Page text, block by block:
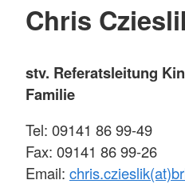
Chris
stv. Referatsleitung
Familie
Tel: 09141 86 99-49
Fax: 09141 86 99-26
Email: